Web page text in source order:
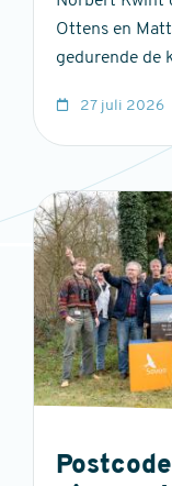
Ottens en
gedurende de
27 juli 2026